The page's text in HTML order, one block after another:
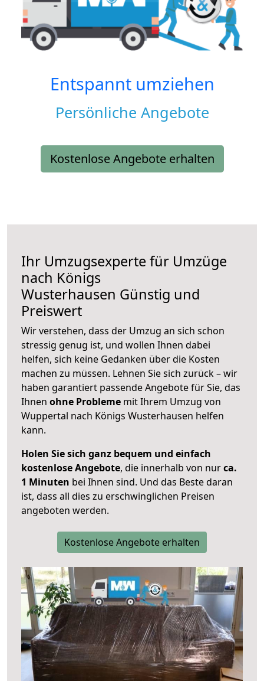
Entspannt umziehen
Persönliche Angebote
Kostenlose Angebote erhalten
Ihr Umzugsexperte für Umzüge
nach Königs
Wusterhausen Günstig und
Preiswert
Wir verstehen, dass der Umzug an sich schon
stressig genug ist, und wollen Ihnen dabei
helfen, sich keine Gedanken über die Kosten
machen zu müssen. Lehnen Sie sich zurück – wir
haben garantiert passende Angebote für Sie, das
Ihnen ohne Probleme mit Ihrem Umzug von
Wuppertal nach Königs Wusterhausen helfen
kann.
Holen Sie sich ganz bequem und einfach
kostenlose Angebote, die innerhalb von nurca.
1 Minuten bei Ihnen sind. Und das Beste daran
ist, dass all dies zu erschwinglichen Preisen
angeboten werden.
Kostenlose Angebote erhalten